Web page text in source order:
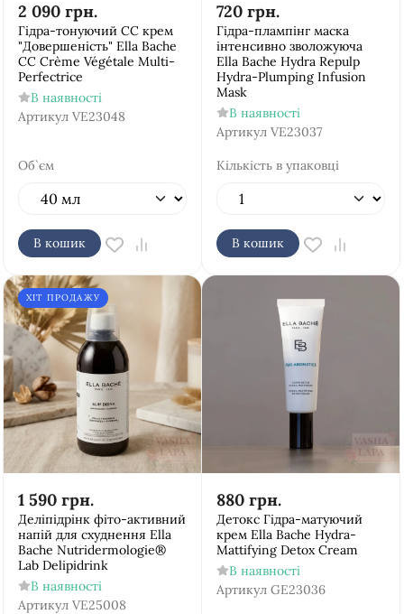
2 090 грн.
Гідра-тонуючий СС крем
"Довершеність" Ella Bache
CC Crème Végétale Multi-
Perfectrice
В наявності
Артикул VE23048
Об`єм
В кошик
720 грн.
Гідра-плампінг маска
інтенсивно зволожуюча
Ella Bache Hydra Repulp
Hydra-Plumping Infusion
Mask
В наявності
Артикул VE23037
Кількість в упаковці
В кошик
ХІТ ПРОДАЖУ
1 590 грн.
Деліпідрінк фіто-активний
напій для схуднення Ella
Bache Nutridermologie®
Lab Delipidrink
В наявності
Артикул VE25008
880 грн.
Детокс Гідра-матуючий
крем Ella Bache Hydra-
Mattifying Detox Cream
В наявності
Артикул GE23036